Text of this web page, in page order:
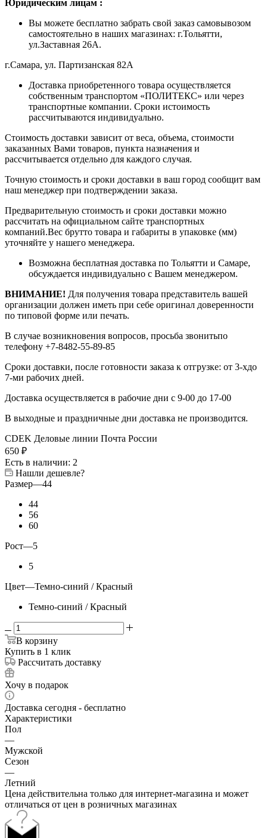
Юридическим лицам :
Вы можете бесплатно забрать свой заказ самовывозом
самостоятельно в наших магазинах: г.Тольятти,
ул.Заставная 26А.
г.Самара, ул. Партизанская 82А
Доставка приобретенного товара осуществляется
собственным транспортом «ПОЛИТЕКС» или через
транспортные компании. Сроки истоимость
рассчитываются индивидуально.
Стоимость доставки зависит от веса, объема, стоимости
заказанных Вами товаров, пункта назначения и
рассчитывается отдельно для каждого случая.
Точную стоимость и сроки доставки в ваш город сообщит вам
наш менеджер при подтверждении заказа.
Предварительную стоимость и сроки доставки можно
рассчитать на официальном сайте транспортных
компаний.Вес брутто товара и габариты в упаковке (мм)
уточняйте у нашего менеджера.
Возможна бесплатная доставка по Тольятти и Самаре,
обсуждается индивидуально с Вашем менеджером.
ВНИМАНИЕ! Для получения товара представитель вашей
организации должен иметь при себе оригинал доверенности
по типовой форме или печать.
В случае возникновения вопросов, просьба звонитьпо
телефону +7-8482-55-89-85
Сроки доставки, после готовности заказа к отгрузке: от 3-хдо
7-ми рабочих дней.
Доставка осуществляется в рабочие дни с 9-00 до 17-00
В выходные и праздничные дни доставка не производится.
CDEK Деловые линии Почта России
650 ₽
Есть в наличии: 2
Нашли дешевле?
Размер—44
44
56
60
Рост—5
5
Цвет—Темно-синий / Красный
Темно-синий / Красный
В корзину
Купить в 1 клик
Рассчитать доставку
Хочу в подарок
Доставка сегодня - бесплатно
Характеристики
Пол
—
Мужской
Сезон
—
Летний
Цена действительна только для интернет-магазина и может
отличаться от цен в розничных магазинах